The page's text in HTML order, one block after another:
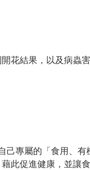
花結果，以及病
專屬的「食用、
此促進健康，並讓食